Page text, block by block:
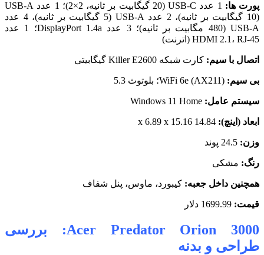
پورت ها:
1 عدد USB-C (20 گیگابیت بر ثانیه، 2×2)؛ 1 عدد USB-A
(10 گیگابیت بر ثانیه)، 2 عدد USB-A (5 گیگابیت بر ثانیه)، 4 عدد
USB-A (480 مگابیت بر ثانیه)؛ 3 عدد DisplayPort 1.4a؛ 1 عدد
HDMI 2.1، RJ-45 (اترنت)
اتصال با سیم: کارت شبکه Killer E2600 گیگابیتی
بی سیم:
سیستم عامل:
ابعاد (اینچ):
وزن:
رنگ: مشکی
همچنین داخل جعبه: کیبورد، ماوس، پنل شفاف
قیمت:
Acer Predator Orion 3000: بررسی
طراحی و بدنه